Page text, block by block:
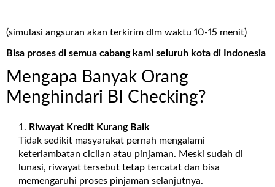
(simulasi angsuran akan terkirim dlm waktu 10-15 menit)
Bisa proses di semua cabang kami seluruh kota di Indonesia
Mengapa Banyak Orang
Menghindari BI Checking?
Riwayat Kredit Kurang Baik
Tidak sedikit masyarakat pernah mengalami
keterlambatan cicilan atau pinjaman. Meski sudah di
lunasi, riwayat tersebut tetap tercatat dan bisa
memengaruhi proses pinjaman selanjutnya.